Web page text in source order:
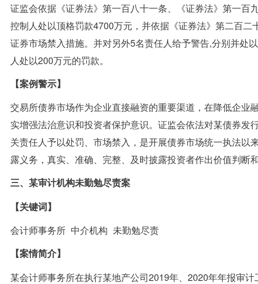
证监会依据《证券法》第一百八十一条、《证券法》第一百
控制人处以顶格罚款4700万元，并依据《证券法》第二百二
证券市场禁入措施。并对另外5名责任人给予警告,分别并处以
人处以200万元的罚款。
【案例警示】
交易所债券市场作为企业直接融资的重要渠道，在降低企
实增强法治意识和投资者保护意识。证监会依法对某债券发
关责任人予以处罚、市场禁入，是开展债券市场统一执法
露义务，真实、准确、完整、及时披露投资者作出价值判断
三、某审计机构未勤勉尽责案
【关键词】
会计师事务所 中介机构 未勤勉尽责
【案情简介】
某会计师事务所在执行某地产公司2019年、 2020年年报审计